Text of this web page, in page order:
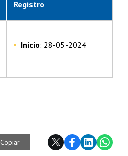
Registro
Inicio: 28-05-2024
Copiar